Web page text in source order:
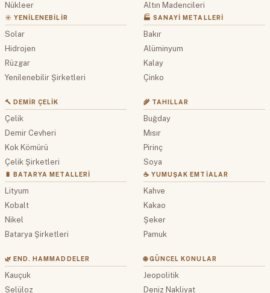
Nükleer
☀️ YENILENEBILIR
Solar
Hidrojen
Rüzgar
Yenilenebilir Şirketleri
Altın Madencileri
🏭 SANAYI METALLERI
Bakır
Alüminyum
Kalay
Çinko
🔨 DEMIR ÇELIK
Çelik
Demir Cevheri
Kok Kömürü
Çelik Şirketleri
🔋 BATARYA METALLERI
Lityum
Kobalt
Nikel
Batarya Şirketleri
🌾 TAHILLAR
Buğday
Mısır
Pirinç
Soya
☕ YUMUŞAK EMTIALAR
Kahve
Kakao
Şeker
Pamuk
🌿 END. HAMMADDELER
Kauçuk
Selüloz
🌐 GÜNCEL KONULAR
Jeopolitik
Deniz Nakliyat